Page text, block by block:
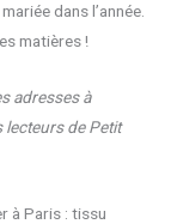
dans l’année.
matières !
adresses à
lecteurs de Petit
à Paris : tissu